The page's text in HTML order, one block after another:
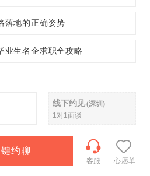
落地的正确姿势
业生名企求职全攻略
线下约见(深圳 )
1对1面谈
约聊
客服 心愿单